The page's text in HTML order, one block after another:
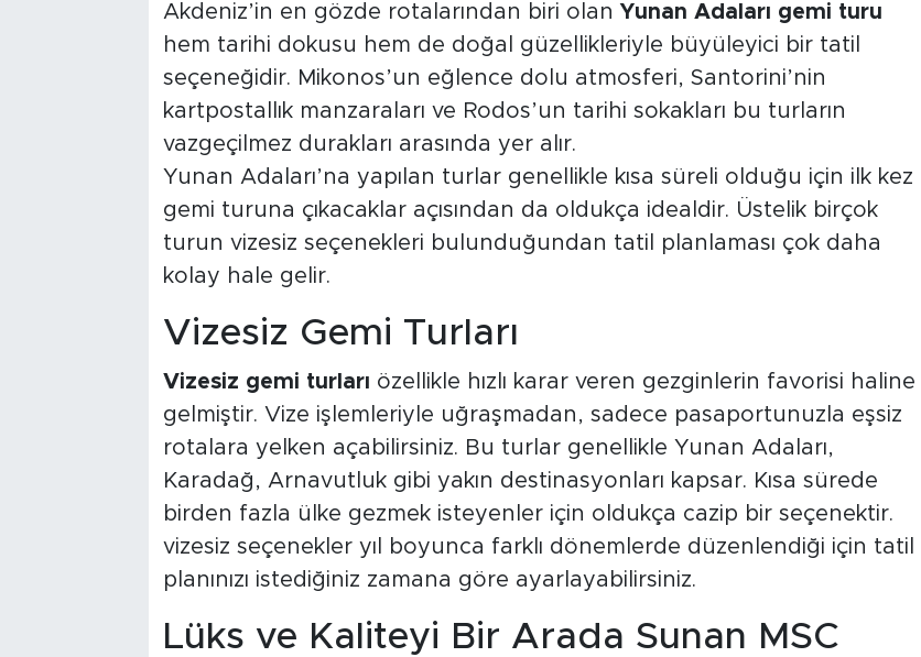
Akdeniz’in en gözde rotalarından biri olan Yunan Adaları gemi turu
hem tarihi dokusu hem de doğal güzellikleriyle büyüleyici bir tatil
seçeneğidir. Mikonos’un eğlence dolu atmosferi, Santorini’nin
kartpostallık manzaraları ve Rodos’un tarihi sokakları bu turların
vazgeçilmez durakları arasında yer alır.
Yunan Adaları’na yapılan turlar genellikle kısa süreli olduğu için ilk kez
gemi turuna çıkacaklar açısından da oldukça idealdir. Üstelik birçok
turun vizesiz seçenekleri bulunduğundan tatil planlaması çok daha
kolay hale gelir.
Vizesiz Gemi Turları
Vizesiz gemi turları özellikle hızlı karar veren gezginlerin favorisi haline
gelmiştir. Vize işlemleriyle uğraşmadan, sadece pasaportunuzla eşsiz
rotalara yelken açabilirsiniz. Bu turlar genellikle Yunan Adaları,
Karadağ, Arnavutluk gibi yakın destinasyonları kapsar. Kısa sürede
birden fazla ülke gezmek isteyenler için oldukça cazip bir seçenektir.
vizesiz seçenekler yıl boyunca farklı dönemlerde düzenlendiği için tatil
planınızı istediğiniz zamana göre ayarlayabilirsiniz.
Lüks ve Kaliteyi Bir Arada Sunan MSC